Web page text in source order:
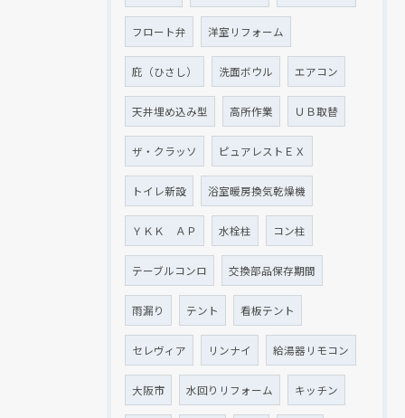
フロート弁 洋室リフォーム
庇（ひさし） 洗面ボウル エアコン
天井埋め込み型 高所作業 ＵＢ取替
ザ・クラッソ ピュアレストＥＸ
トイレ新設 浴室暖房換気乾燥機
ＹＫＫ ＡＰ 水栓柱 コン柱
テーブルコンロ 交換部品保存期間
雨漏り テント 看板テント
セレヴィア リンナイ 給湯器リモコン
大阪市 水回りリフォーム キッチン